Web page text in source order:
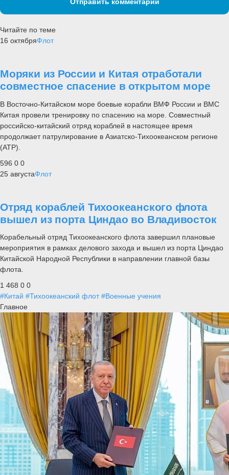
Отправить комментарий
Читайте по теме
16 октябряФлот
Моряки из России и Китая отработали
совместное спасение в открытом море
В Восточно-Китайском море боевые корабли ВМФ России и ВМС
Китая провели тренировку по спасению на море. Совместный
российско-китайский отряд кораблей в настоящее время
продолжает патрулирование в Азиатско-Тихоокеанском регионе
(АТР).
596 0 0
25 августаФлот
Отряд кораблей Тихоокеанского флота
вышел из порта Циндао во Владивосток
Корабельный отряд Тихоокеанского флота завершил плановые
мероприятия в рамках делового захода и вышел из порта Циндао
Китайской Народной Республики в направлении главной базы
флота.
1 468 0 0
#Китай #Тихоокеанский флот #Военные учения
Главное